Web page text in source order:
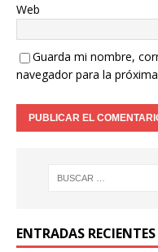
Web
Guarda mi nombre,
navegador para la
ENTRADAS RECIENTES